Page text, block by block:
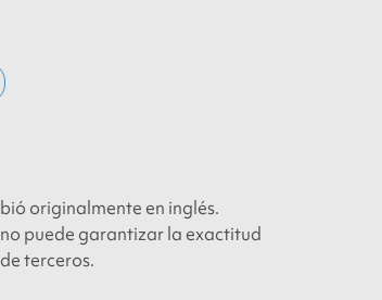
originalmente en inglés.
puede garantizar la exactitud
terceros.